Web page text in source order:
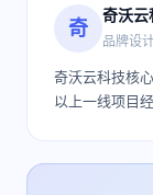
奇 奇沃云
品牌设
奇沃云科技核
以上一线项目经